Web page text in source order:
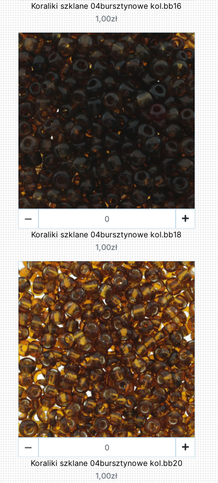
Koraliki szklane 04bursztynowe kol.bb16
1,00zł
Koraliki szklane 04bursztynowe kol.bb18
1,00zł
Koraliki szklane 04bursztynowe kol.bb20
1,00zł